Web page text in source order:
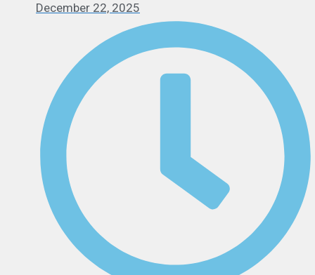
December 22, 2025